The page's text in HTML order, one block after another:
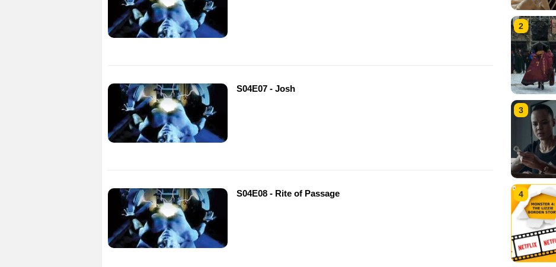
S04E07 - Josh
S04E08 - Rite of Passage
2
3
4